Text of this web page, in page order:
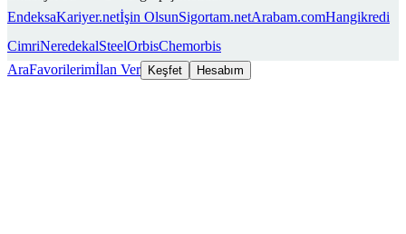
EndeksaKariyer.netİşin OlsunSigortam.netArabam.comHangikredi
CimriNeredekalSteelOrbisChemorbis
AraFavorilerimİlan Ver Keşfet Hesabım